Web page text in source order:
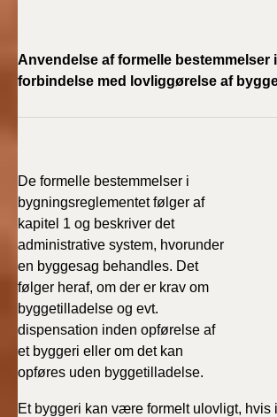
BR18 (4/7-31/12
2019)
BR18 (1/7-31/12
2018)
BR18 (1/1-30/6
2018)
BR15 (2015-2018)
Tidligere BR (1961-
2010)
Anvendelse af formelle bestemmelser i
forbindelse med lovliggørelse af
De formelle bestemmelser i
bygningsreglementet følger af
kapitel 1 og beskriver det
administrative system, hvorunder
en byggesag behandles. Det
følger heraf, om der er krav om
byggetilladelse og evt.
dispensation inden opførelse af
et byggeri eller om det kan
opføres uden byggetilladelse.
Et byggeri kan være formelt ulovligt, hvis